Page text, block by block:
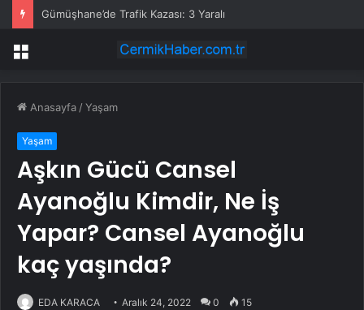
Gümüşhane’de Trafik Kazası: 3 Yaralı
Menü
Anasayfa /Yaşam
Yaşam
Aşkın Gücü Cansel
Ayanoğlu Kimdir, Ne İş
Yapar? Cansel Ayanoğlu
kaç yaşında?
EDA KARACA Aralık 24, 2022 0 15